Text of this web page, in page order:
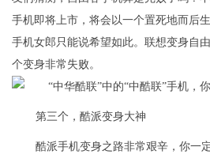
手机即将上市，将会以一个置死地而后
手机女郎只能说希望如此。联想变身自
个变身非常失败。
第三个，酷派变身大神
酷派手机变身之路非常艰辛，你一